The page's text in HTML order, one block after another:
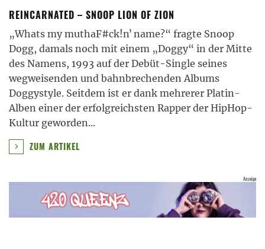
REINCARNATED – SNOOP LION OF ZION
„Whats my muthaF#ck!nʼ name?“ fragte Snoop
Dogg, damals noch mit einem „Doggy“ in der Mitte
des Namens, 1993 auf der Debüt-Single seines
wegweisenden und bahnbrechenden Albums
Doggystyle. Seitdem ist er dank mehrerer Platin-
Alben einer der erfolgreichsten Rapper der HipHop-
Kultur geworden...
ZUM ARTIKEL